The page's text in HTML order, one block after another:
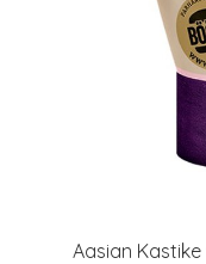
Aasian Kastike